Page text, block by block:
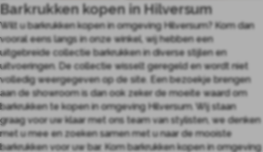
Barkrukken kopen in Hilversum
Wilt u barkrukken kopen in omgeving Hilversum? Kom dan
vooral eens langs in onze winkel, wij hebben een
uitgebreide collectie barkrukken in diverse stijlen en
uitvoeringen. De collectie wisselt geregeld en wordt niet
volledig weergegeven op de site. Een bezoekje brengen
aan de showroom is dan ook zeker de moeite waard om
barkrukken te kopen in omgeving Hilversum. Wij staan
graag voor uw klaar met ons team van stylisten, we denken
met u mee en zoeken samen met u naar de mooiste
barkrukken voor uw bar. Kom barkrukken kopen in omgeving